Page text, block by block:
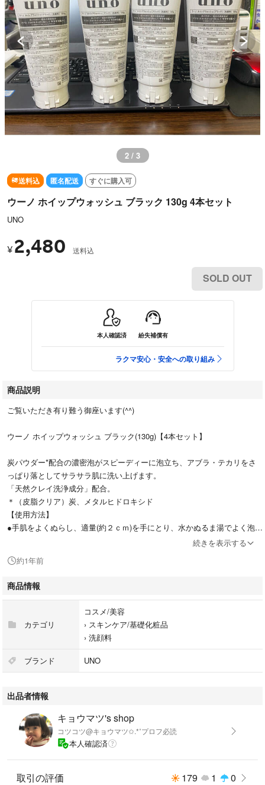
2 / 3
送料込 匿名配送 すぐに購入可
ウーノ ホイップウォッシュ ブラック 130g 4本セット
UNO
¥ 2,480 送料込
SOLD OUT
本人確認済 紛失補償有
ラクマ安心・安全への取り組み
商品説明
ご覧いただき有り難う御座います(^^)
ウーノ ホイップウォッシュ ブラック(130g)【4本セット】
炭パウダー*配合の濃密泡がスピーディーに泡立ち、アブラ・テカリをさ
っぱり落としてサラサラ肌に洗い上げます。
「天然クレイ洗浄成分」配合。
＊（皮脂クリア）炭、メタルヒドロキシド
【使用方法】
●手肌をよくぬらし、適量(約２ｃｍ)を手にとり、水かぬるま湯でよく泡立
【使用上の注意】
◇目に入らないようご注意ください。もし入った場合は、こすらずに、す
ぐ洗い流してください。目に異物感が残る場合は、眼科医にご相談くださ
◇乳幼児の手の届かないところにおいてください。
◇日のあたるところや高温のところにおかないでください。
◇浴室乾燥機を使用する場合は、浴室内におかないでください。
#コスメ/美容
#洗顔料
#男性化粧品
#UNO
続きを表示する
約1年前
商品情報
カテゴリ
コスメ/美容
› スキンケア/基礎化粧品
› 洗顔料
ブランド UNO
出品者情報
キョウマツ's shop
コツコツ@キョウマツ✩.*˚プロフ必読
本人確認済
取引の評価 179 1 0